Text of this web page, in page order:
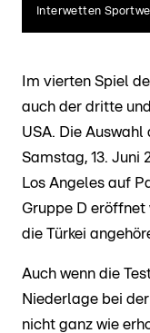
Interwetten
Im vierten Spiel
auch der dritte
USA. Die
Samstag, 13. Juni
Los Angeles auf
Gruppe D eröffnet
die Türkei
Auch wenn die
Niederlage bei
nicht ganz wie